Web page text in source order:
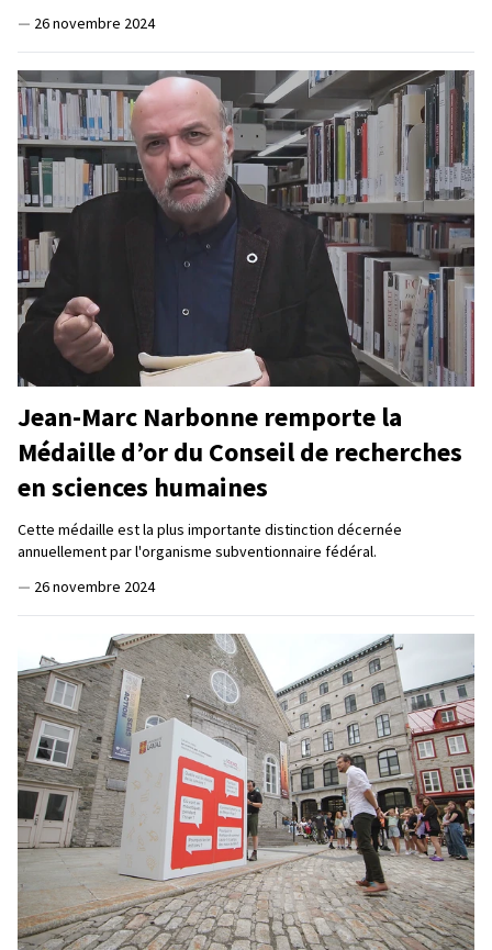
— 26 novembre 2024
Jean-Marc Narbonne remporte la
Médaille d’or du Conseil de recherches
en sciences humaines
Cette médaille est la plus importante distinction décernée
annuellement par l'organisme subventionnaire fédéral.
— 26 novembre 2024